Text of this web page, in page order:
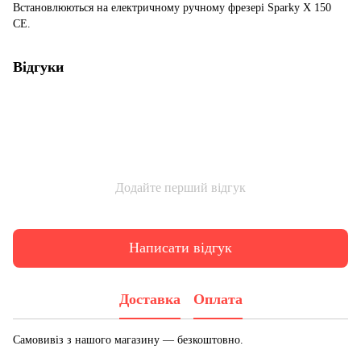
Встановлюються на електричному ручному фрезері Sparky X 150
CE.
Відгуки
Додайте перший відгук
Написати відгук
Доставка Оплата
Самовивіз з нашого магазину — безкоштовно.